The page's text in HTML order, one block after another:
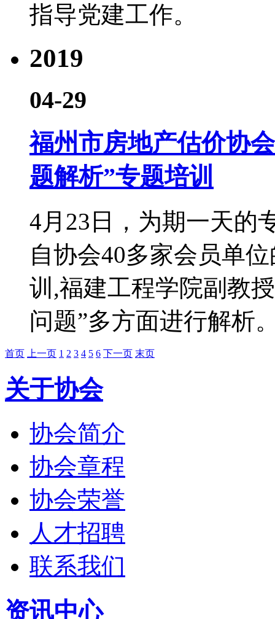
指导党建工作。
2019
04-29
福州市房地产估价协
题解析”专题培训
4月23日，为期一天的
自协会40多家会员单
训,福建工程学院副教
问题”多方面进行解析
首页 上一页 1 2 3 4 5 6 下一页 末页
关于协会
协会简介
协会章程
协会荣誉
人才招聘
联系我们
资讯中心